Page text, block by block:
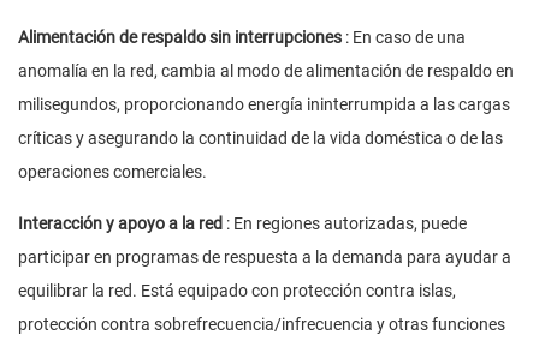
Alimentación de respaldo sin interrupciones : En caso de una
anomalía en la red, cambia al modo de alimentación de respaldo en
milisegundos, proporcionando energía ininterrumpida a las cargas
críticas y asegurando la continuidad de la vida doméstica o de las
operaciones comerciales.
Interacción y apoyo a la red : En regiones autorizadas, puede
participar en programas de respuesta a la demanda para ayudar a
equilibrar la red. Está equipado con protección contra islas,
protección contra sobrefrecuencia/infrecuencia y otras funciones